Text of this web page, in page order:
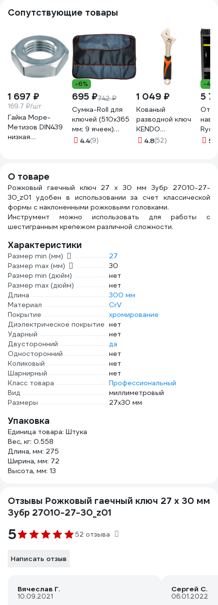
Сопутствующие товары
1 697 ₽
169.7 ₽/шт
Гайка Море-
Метизов DIN439
низкая
-6%
695 ₽742 ₽
Сумка-Roll для
ключей (510х365
мм; 9 ячеек)
Сорокин 27.11
4.4(9)
1 049 ₽
Кованый
разводной ключ
KENDO
углеродистая
4.8(52)
-
5
Ryobi
5
О товаре
Рожковый гаечный ключ 27 x 30 мм Зубр 27010-27-
30_z01 удобен в использовании за счет классической
формы с наклоненными рожковыми головками.
Инструмент можно использовать для работы с
шестигранным крепежом различной сложности.
Характеристики
Размер min (мм)
27
Размер max (мм)
30
Размер min (дюйм)
нет
Размер max (дюйм)
нет
Длина
300 мм
Материал
CrV
Покрытие
хромирование
Диэлектрическое покрытие нет
Ударный
нет
Двусторонний
да
Односторонний
нет
Коликовый
нет
Шарнирный
нет
Класс товара
Профессиональный
Вид
миллиметровый
Размеры
27х30 мм
Упаковка
Единица товара: Штука
Вес, кг: 0.558
Длина, мм: 275
Ширина, мм: 72
Высота, мм: 13
Отзывы Рожковый гаечный ключ 27 x 30 мм
Зубр 27010-27-30_z01
5 52 отзыва
Написать отзыв
Вячеслав Г.
10.09.2021
Сергей С.
06.01.2022